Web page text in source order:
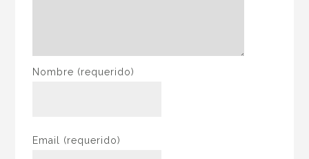
Nombre (requerido)
Email (requerido)